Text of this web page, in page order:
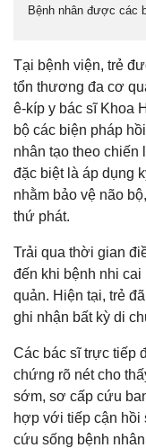
Bệnh nhân được các
Tại bệnh viện, trẻ
tổn thương đa cơ
ê-kíp y bác sĩ Khoa
bộ các biện pháp
nhân tạo theo chiến
đặc biệt là áp dụng
nhằm bảo vệ não
thứ phát.
Trải qua thời gian
đến khi bệnh nhi
quản. Hiện tại, trẻ
ghi nhận bất kỳ di
Các bác sĩ trực tiếp
chứng rõ nét cho
sớm, sơ cấp cứu
hợp với tiếp cận hồi
cứu sống bệnh